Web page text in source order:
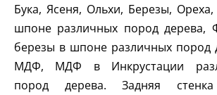
Бука, Ясеня, Ольхи, Березы,
шпоне различных пород дерева,
березы в шпоне различных пород
МДФ, МДФ в Инкрустации
пород дерева. Задняя